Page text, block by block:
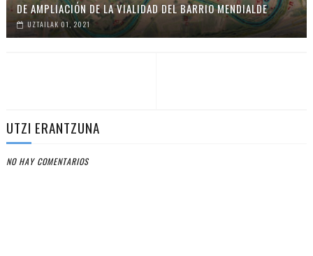
DE AMPLIACIÓN DE LA VIALIDAD DEL BARRIO MENDIALDE
UZTAILAK 01, 2021
UTZI ERANTZUNA
NO HAY COMENTARIOS